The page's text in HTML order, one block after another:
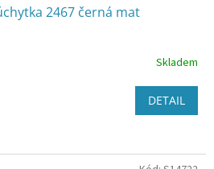
2467 černá mat
Skladem
DETAIL